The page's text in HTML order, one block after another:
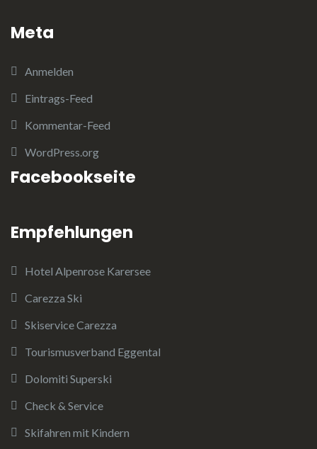
Meta
Anmelden
Eintrags-Feed
Kommentar-Feed
WordPress.org
Facebookseite
Empfehlungen
Hotel Alpenrose Karersee
Carezza Ski
Skiservice Carezza
Tourismusverband Eggental
Dolomiti Superski
Check & Service
Skifahren mit Kindern